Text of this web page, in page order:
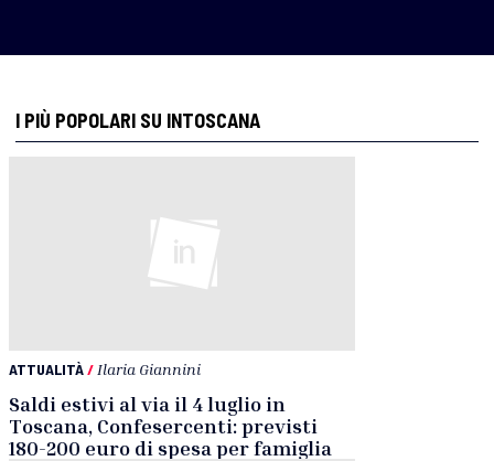
I PIÙ POPOLARI SU INTOSCANA
ATTUALITÀ/ Ilaria Giannini
Saldi estivi al via il 4 luglio in
Toscana, Confesercenti: previsti
180-200 euro di spesa per famiglia